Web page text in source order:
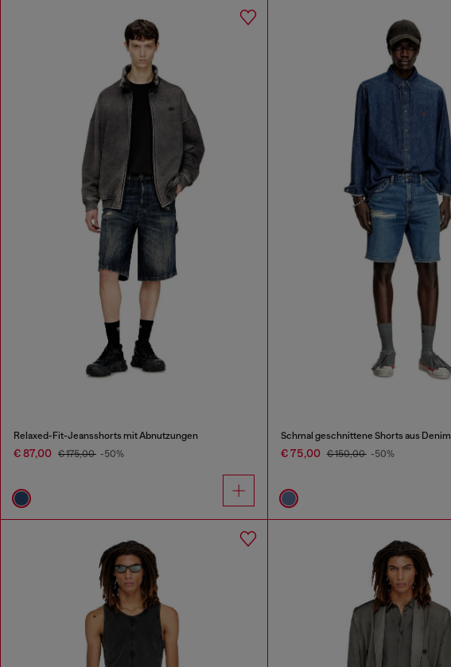
Relaxed-Fit-Jeansshorts mit Abnutzungen
€ 87,00 € 175,00 -50%
Schmal geschnittene Shorts aus Denim
€ 75,00 € 150,00 -50%